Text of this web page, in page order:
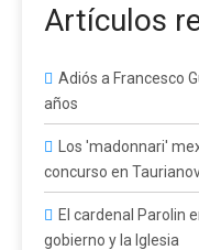
Artículos
Adiós a Francesco
años
Los 'madonnari'
concurso en
El cardenal Parolin
gobierno y la Iglesia